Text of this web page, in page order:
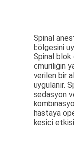
Spinal
bölgesini
Spinal blok
omuriliğin
verilen bir
uygulanır.
sedasyon
hastaya
kesici